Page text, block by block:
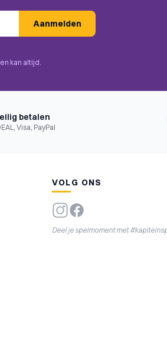
Aanmelden
kan altijd.
betalen
Visa, PayPal
VOLG ONS
Deel je spelmoment met